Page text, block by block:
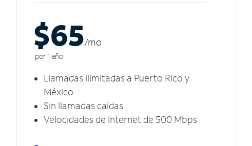
$65/mo
por 1 año
Llamadas ilimitadas a Puerto Rico y
México
Sin llamadas caídas
Velocidades de Internet de 500 Mbps